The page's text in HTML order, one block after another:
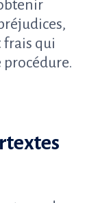
qui